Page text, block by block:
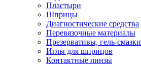
Пластыри
Шприцы
Диагностические средства
Перевязочные материалы
Презервативы, гель-смазки
Иглы для шприцов
Контактные линзы